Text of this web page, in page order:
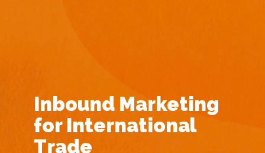
Inbound Marketing
for International
Trade